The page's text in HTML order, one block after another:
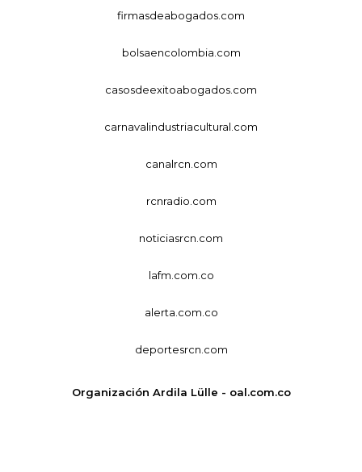
firmasdeabogados.com
bolsaencolombia.com
casosdeexitoabogados.com
carnavalindustriacultural.com
canalrcn.com
rcnradio.com
noticiasrcn.com
lafm.com.co
alerta.com.co
deportesrcn.com
Organización Ardila Lülle - oal.com.co